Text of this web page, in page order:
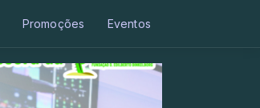
Promoções Eventos